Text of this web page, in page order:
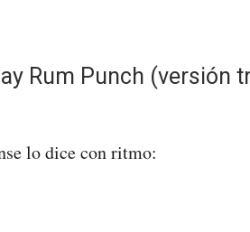
Rum Punch (versión
lo dice con ritmo: